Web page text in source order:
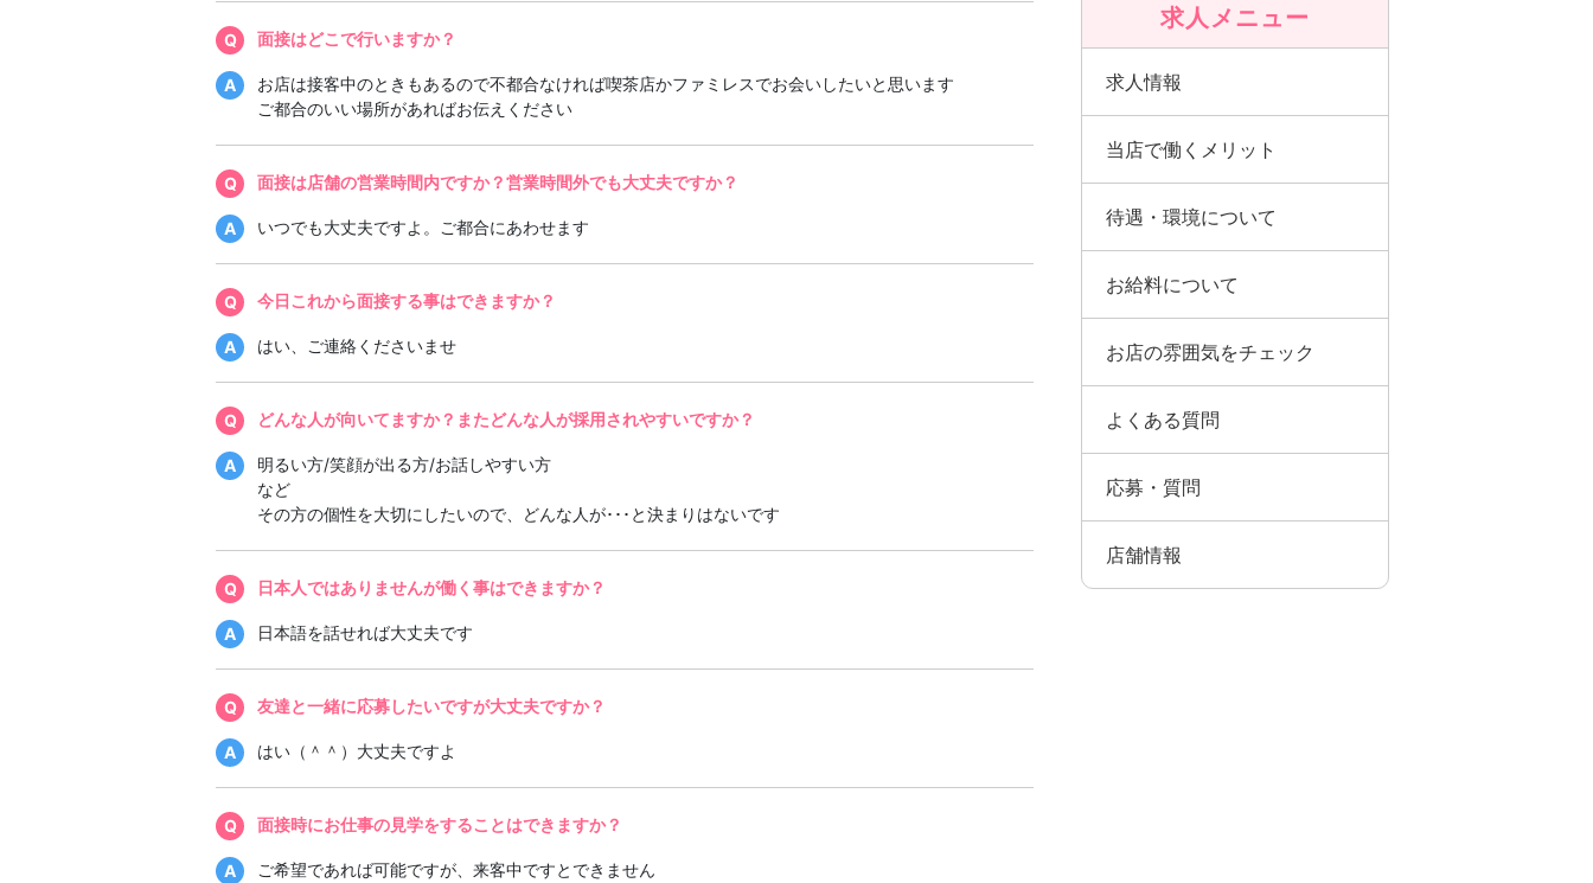
面接はどこで行いますか？
お店は接客中のときもあるので不都合なければ喫茶店かファミレスでお会いしたいと思います
ご都合のいい場所があればお伝えください
面接は店舗の営業時間内ですか？営業時間外でも大丈夫ですか？
いつでも大丈夫ですよ。ご都合にあわせます
今日これから面接する事はできますか？
はい、ご連絡くださいませ
どんな人が向いてますか？またどんな人が採用されやすいですか？
明るい方/笑顔が出る方/お話しやすい方
など
その方の個性を大切にしたいので、どんな人が･･･と決まりはないです
日本人ではありませんが働く事はできますか？
日本語を話せれば大丈夫です
友達と一緒に応募したいですが大丈夫ですか？
はい（＾＾）大丈夫ですよ
面接時にお仕事の見学をすることはできますか？
ご希望であれば可能ですが、来客中ですとできません
求人メニュー
求人情報
当店で働くメリット
待遇・環境について
お給料について
お店の雰囲気をチェック
よくある質問
応募・質問
店舗情報